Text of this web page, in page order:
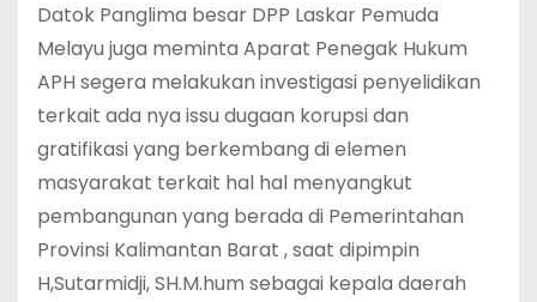
Datok Panglima besar DPP Laskar Pemuda
Melayu juga meminta Aparat Penegak Hukum
APH segera melakukan investigasi penyelidikan
terkait ada nya issu dugaan korupsi dan
gratifikasi yang berkembang di elemen
masyarakat terkait hal hal menyangkut
pembangunan yang berada di Pemerintahan
Provinsi Kalimantan Barat , saat dipimpin
H,Sutarmidji, SH.M.hum sebagai kepala daerah